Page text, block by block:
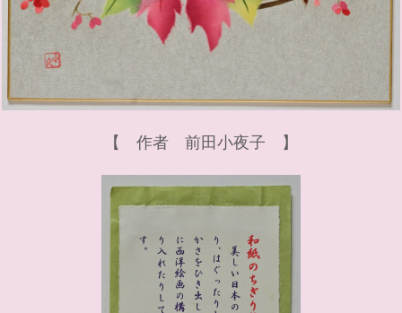
【 作者 前田小夜子 】